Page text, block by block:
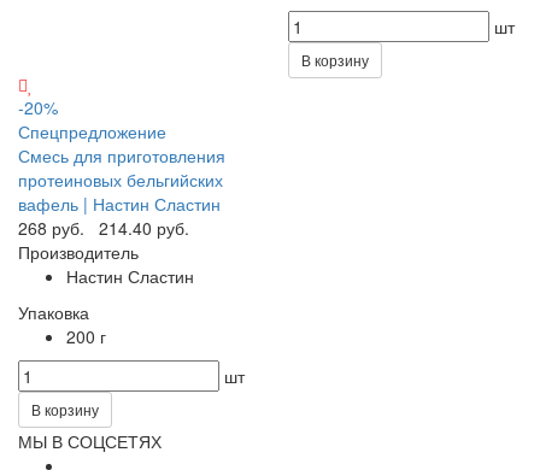
шт
В корзину
-20%
Спецпредложение
Смесь для приготовления
протеиновых бельгийских
вафель | Настин Сластин
268 руб.
214.40 руб.
Производитель
Настин Сластин
Упаковка
200 г
шт
В корзину
МЫ В СОЦСЕТЯХ